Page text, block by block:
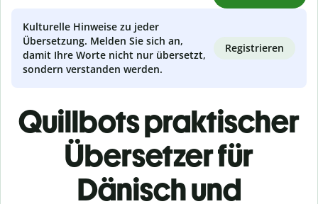
Kulturelle Hinweise zu jeder
Übersetzung. Melden Sie sich an,
damit Ihre Worte nicht nur übersetzt,
sondern verstanden werden.
Registrieren
Quillbots praktischer
Übersetzer für
Dänisch und